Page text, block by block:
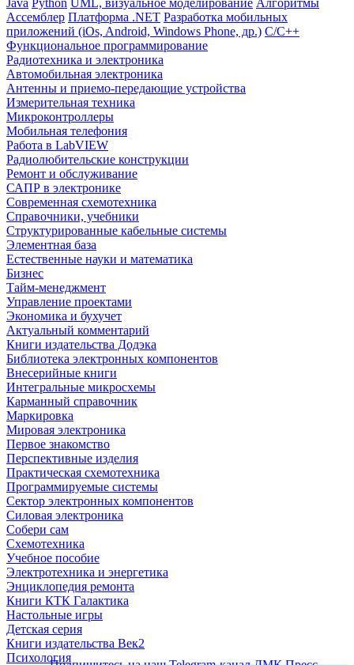
Java Python UML, визуальное моделирование Алгоритмы
Ассемблер Платформа .NET Разработка мобильных
приложений (iOs, Android, Windows Phone, др.) С/С++
Функциональное программирование
Радиотехника и электроника
Автомобильная электроника
Антенны и приемо-передающие устройства
Измерительная техника
Микроконтроллеры
Мобильная телефония
Работа в LabVIEW
Радиолюбительские конструкции
Ремонт и обслуживание
САПР в электронике
Современная схемотехника
Справочники, учебники
Структурированные кабельные системы
Элементная база
Естественные науки и математика
Бизнес
Тайм-менеджмент
Управление проектами
Экономика и бухучет
Актуальный комментарий
Книги издательства Додэка
Библиотека электронных компонентов
Внесерийные книги
Интегральные микросхемы
Карманный справочник
Маркировка
Мировая электроника
Первое знакомство
Перспективные изделия
Практическая схемотехника
Программируемые системы
Сектор электронных компонентов
Силовая электроника
Собери сам
Схемотехника
Учебное пособие
Электротехника и энергетика
Энциклопедия ремонта
Книги КТК Галактика
Настольные игры
Детская серия
Книги издательства Век2
Психология